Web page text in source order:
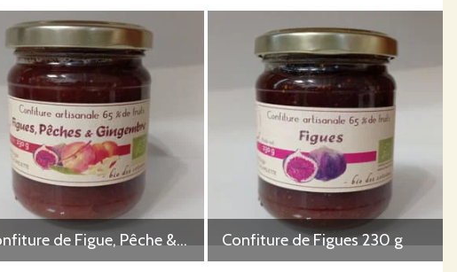
Confiture de Figue, Pêche & Gingembre 230 g Confiture de Figues 230 g